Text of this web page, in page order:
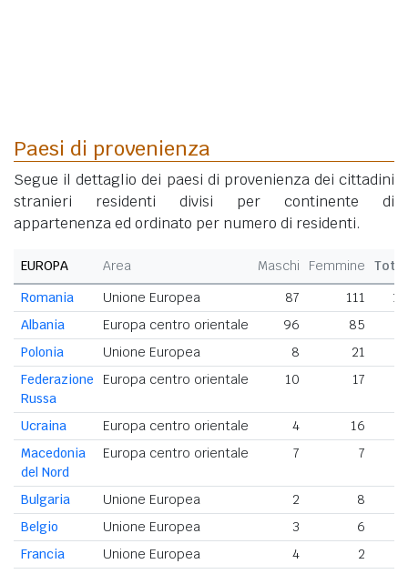
Paesi di provenienza
Segue il dettaglio dei paesi di provenienza dei cittadini
stranieri residenti divisi per continente di
appartenenza ed ordinato per numero di residenti.
EUROPA Area Maschi Femmine
Romania
Unione Europea 87 111
Albania
Europa centro orientale 96 85
Polonia
Unione Europea 8 21
Federazione
Russa
Europa centro orientale 10 17
Ucraina Europa centro orientale 4 16
Macedonia
del Nord
Europa centro orientale 7 7
Bulgaria Unione Europea 2 8
Belgio
Unione Europea 3 6
Francia
Unione Europea 4 2